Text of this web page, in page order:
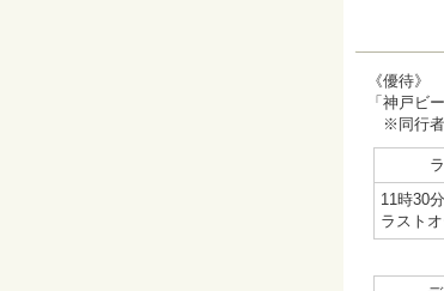
《優待》
「神戸ビ
※同行者
11時30
ラスト